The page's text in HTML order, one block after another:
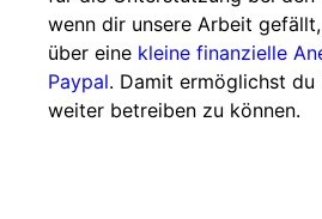
wenn dir unsere Arbeit
über eine kleine finanzielle
Paypal. Damit ermöglichst du
weiter betreiben zu können.